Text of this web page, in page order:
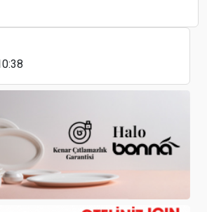
bölgeleri
yurtdışını tercih etti